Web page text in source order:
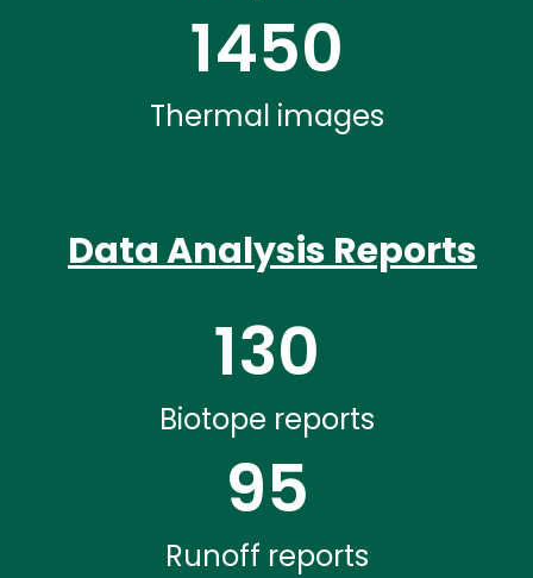
Thermal images
1450
Data Analysis Reports
Biotope reports
130
Runoff reports
95